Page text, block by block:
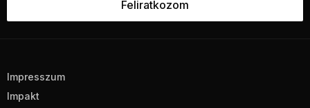
Impresszum
Impakt